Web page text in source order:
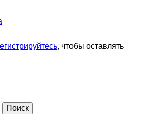
, чтобы оставлять